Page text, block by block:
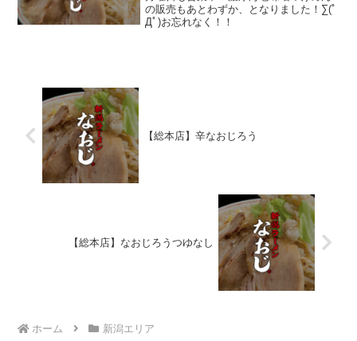
の販売もあとわずか、となりました！∑(ﾟ
Дﾟ)お忘れなく！！
【総本店】辛なおじろう
【総本店】なおじろうつゆなし
ホーム 新潟エリア